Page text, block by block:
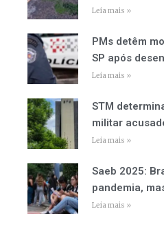
Leia mais »
PMs detêm
SP após
Leia mais »
STM
militar
Leia mais »
Saeb 2025:
pandemia,
Leia mais »